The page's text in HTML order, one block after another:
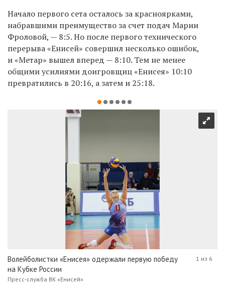
Начало первого сета осталось за красноярками,
набравшими преимущество за счет подач Марии
Фроловой, — 8:5. Но после первого технического
перерыва «Енисей» совершил несколько ошибок,
и «Метар» вышел вперед — 8:10. Тем не менее
общими усилиями доигровщиц «Енисея» 10:10
превратились в 20:16, а затем и 25:18.
Волейболистки «Енисея» одержали первую победу
на Кубке России
Пресс-служба ВК «Енисей»
1 из 6